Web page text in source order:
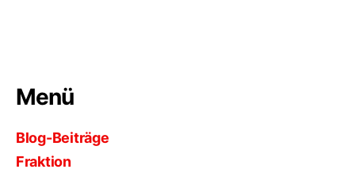
Menü
Blog-Beiträge
Fraktion